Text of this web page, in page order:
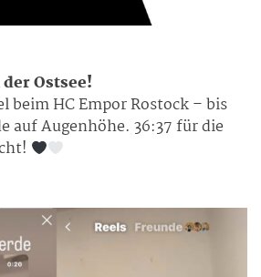
Ostsee!
beim HC Empor Rostock – bis
auf Augenhöhe. 36:37 für die